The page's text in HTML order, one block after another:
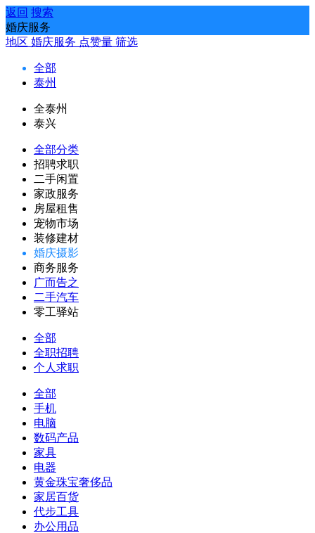
返回 搜索
婚庆服务
地区 婚庆服务 点赞量 筛选
全部
泰州
全泰州
泰兴
全部分类
招聘求职
二手闲置
家政服务
房屋租售
宠物市场
装修建材
婚庆摄影
商务服务
广而告之
二手汽车
零工驿站
全部
全职招聘
个人求职
全部
手机
电脑
数码产品
家具
电器
黄金珠宝奢侈品
家居百货
代步工具
办公用品